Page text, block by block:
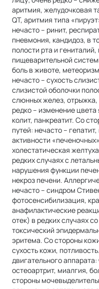
аритмия, желудочковая
QT, аритмия типа
нечасто – ринит,
пневмония, кандидоз, в
полости рта и
пищеварительной
боль в животе,
нечасто – сухость
слизистой оболочки
слюнных желез, отрыжка,
редко – изменение
колит, панкреатит. Со
путей: нечасто –
активности
холестатическая
редких случаях с
нарушения функции
некроз печени.
нечасто – синдром
фотосенсибилизация,
анафилактические
отек) в редких случаях
токсический
эритема. Со стороны
сухость кожи,
двигательного
остеоартрит, миалгия,
стороны